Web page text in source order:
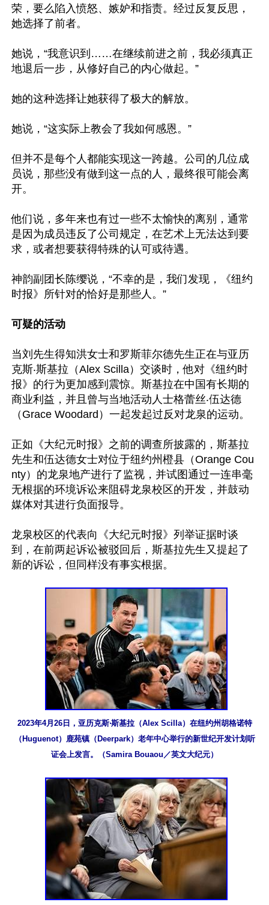
荣，要么陷入愤怒、嫉妒和指责。经过反复反思，
她选择了前者。
她说，“我意识到……在继续前进之前，我必须真正
地退后一步，从修好自己的内心做起。”
她的这种选择让她获得了极大的解放。
她说，“这实际上教会了我如何感恩。”
但并不是每个人都能实现这一跨越。公司的几位成
员说，那些没有做到这一点的人，最终很可能会离
开。
他们说，多年来也有过一些不太愉快的离别，通常
是因为成员违反了公司规定，在艺术上无法达到要
求，或者想要获得特殊的认可或待遇。
神韵副团长陈缨说，“不幸的是，我们发现，《纽约
时报》所针对的恰好是那些人。”
可疑的活动
当刘先生得知洪女士和罗斯菲尔德先生正在与亚历
克斯‧斯基拉（Alex Scilla）交谈时，他对《纽约时
报》的行为更加感到震惊。斯基拉在中国有长期的
商业利益，并且曾与当地活动人士格蕾丝‧伍达德
（Grace Woodard）一起发起过反对龙泉的运动。
正如《大纪元时报》之前的调查所披露的，斯基拉
先生和伍达德女士对位于纽约州橙县（Orange Cou
nty）的龙泉地产进行了监视，并试图通过一连串毫
无根据的环境诉讼来阻碍龙泉校区的开发，并鼓动
媒体对其进行负面报导。
龙泉校区的代表向《大纪元时报》列举证据时谈
到，在前两起诉讼被驳回后，斯基拉先生又提起了
新的诉讼，但同样没有事实根据。
2023年4月26日，亚历克斯‧斯基拉（Alex Scilla）在纽约州胡格诺特
（Huguenot）鹿苑镇（Deerpark）老年中心举行的新世纪开发计划听
证会上发言。（Samira Bouaou／英文大纪元）